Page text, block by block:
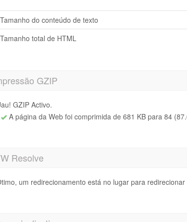
Tamanho do conteúdo de texto
Tamanho total de HTML
GZIP
GZIP Activo.
A página da Web foi comprimida de 681 KB para 84
Resolve
um redirecionamento está no lugar para